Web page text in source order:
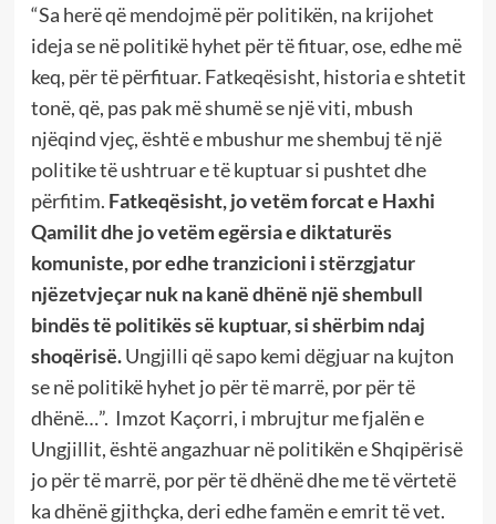
“Sa herë që mendojmë për politikën, na krijohet
ideja se në politikë hyhet për të fituar, ose, edhe më
keq, për të përfituar. Fatkeqësisht, historia e shtetit
tonë, që, pas pak më shumë se një viti, mbush
njëqind vjeç, është e mbushur me shembuj të një
politike të ushtruar e të kuptuar si pushtet dhe
përfitim. Fatkeqësisht, jo vetëm forcat e Haxhi
Qamilit dhe jo vetëm egërsia e diktaturës
komuniste, por edhe tranzicioni i stërzgjatur
njëzetvjeçar nuk na kanë dhënë një shembull
bindës të politikës së kuptuar, si shërbim ndaj
shoqërisë.Ungjilli që sapo kemi dëgjuar na kujton
se në politikë hyhet jo për të marrë, por për të
dhënë…”. Imzot Kaçorri, i mbrujtur me fjalën e
Ungjillit, është angazhuar në politikën e Shqipërisë
jo për të marrë, por për të dhënë dhe me të vërtetë
ka dhënë gjithçka, deri edhe famën e emrit të vet.